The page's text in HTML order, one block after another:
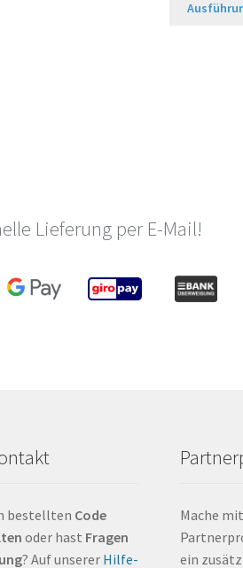
Lieferung per E-Mail!
bestellten Code
oder hast Fragen
? Auf unserer Hilfe-
Mache
ein